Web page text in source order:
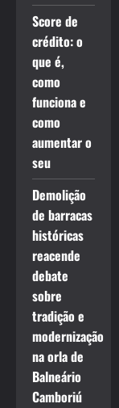
Score de
crédito: o
que é,
como
funciona e
como
aumentar o
seu
Demolição
de barracas
históricas
reacende
debate
sobre
tradição e
modernização
na orla de
Balneário
Camboriú